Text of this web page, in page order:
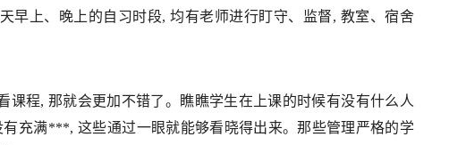
早上、晚上的自习时段, 均有老师进行盯守、监督, 教室、宿舍
课程, 那就会更加不错了。瞧瞧学生在上课的时候有没有什么人
充满***, 这些通过一眼就能够看晓得出来。那些管理严格的学